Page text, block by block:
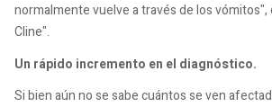
normalmente vuelve a través de los vómitos",
Cline".
Un rápido incremento en el diagnóstico.
Si bien aún no se sabe cuántos se ven